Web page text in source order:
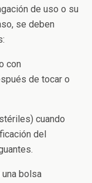
de uso o su
se deben
con
de tocar o
cuando
del
bolsa